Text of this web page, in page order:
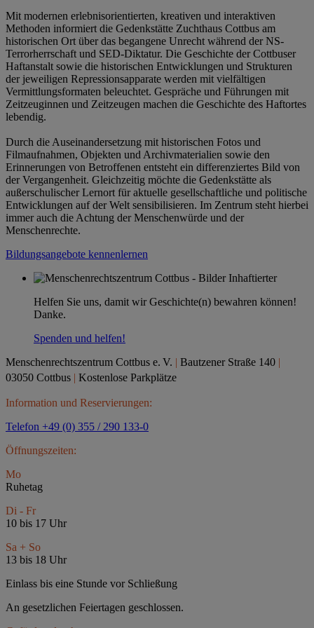
Mit modernen erlebnisorientierten, kreativen und interaktiven
Methoden informiert die Gedenkstätte Zuchthaus Cottbus am
historischen Ort über das begangene Unrecht während der NS-
Terrorherrschaft und SED-Diktatur. Die Geschichte der Cottbuser
Haftanstalt sowie die historischen Entwicklungen und Strukturen
der jeweiligen Repressionsapparate werden mit vielfältigen
Vermittlungsformaten beleuchtet. Gespräche und Führungen mit
Zeitzeuginnen und Zeitzeugen machen die Geschichte des Haftortes
lebendig.
Durch die Auseinandersetzung mit historischen Fotos und
Filmaufnahmen, Objekten und Archivmaterialien sowie den
Erinnerungen von Betroffenen entsteht ein differenziertes Bild von
der Vergangenheit. Gleichzeitig möchte die Gedenkstätte als
außerschulischer Lernort für aktuelle gesellschaftliche und politische
Entwicklungen auf der Welt sensibilisieren. Im Zentrum steht hierbei
immer auch die Achtung der Menschenwürde und der
Menschenrechte.
Bildungsangebote kennenlernen
Helfen Sie uns, damit wir Geschichte(n) bewahren können!
Danke.
Spenden und helfen!
Menschenrechtszentrum Cottbus e. V. | Bautzener Straße 140 |
03050 Cottbus | Kostenlose Parkplätze
Information und Reservierungen:
Telefon +49 (0) 355 / 290 133-0
Öffnungszeiten:
Mo
Ruhetag
Di - Fr
10 bis 17 Uhr
Sa + So
13 bis 18 Uhr
Einlass bis eine Stunde vor Schließung
An gesetzlichen Feiertagen geschlossen.